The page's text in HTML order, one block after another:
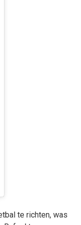
te richten, was